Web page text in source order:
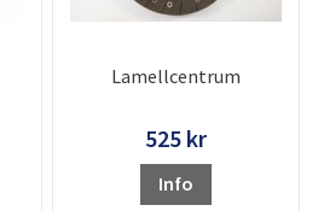
Lamellcentrum
525 kr
Info